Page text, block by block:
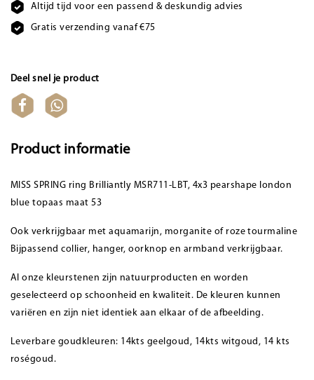
Altijd tijd voor een passend & deskundig advies
Gratis verzending vanaf €75
Deel snel je product
Product informatie
MISS SPRING ring Brilliantly MSR711-LBT, 4x3 pearshape london
blue topaas maat 53
Ook verkrijgbaar met aquamarijn, morganite of roze tourmaline
Bijpassend collier, hanger, oorknop en armband verkrijgbaar.
Al onze kleurstenen zijn natuurproducten en worden
geselecteerd op schoonheid en kwaliteit. De kleuren kunnen
variëren en zijn niet identiek aan elkaar of de afbeelding.
Leverbare goudkleuren: 14kts geelgoud, 14kts witgoud, 14 kts
roségoud.